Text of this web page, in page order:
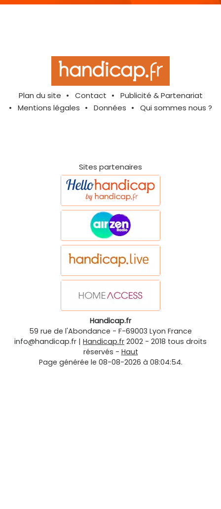
Plan du site Contact
Publicité & Partenariat
Mentions légales
Données Qui sommes nous ?
Sites partenaires
Handicap.fr
59 rue de l'Abondance - F-69003 Lyon France
info@handicap.fr | Handicap.fr 2002 - 2018 tous droits
réservés - Haut
Page générée le 08-08-2026 à 08:04:54.